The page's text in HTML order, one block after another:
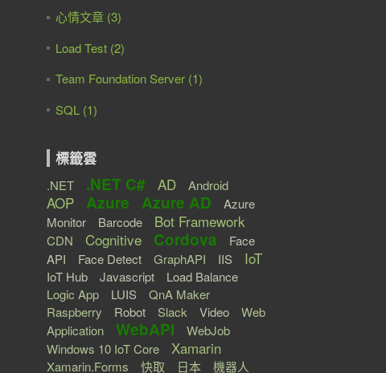
心情文章 (3)
Load Test (2)
Team Foundation Server (1)
SQL (1)
標籤雲
.NET .NET C# AD Android
AOP Azure Azure AD
Azure
Monitor
Barcode Bot Framework
CDN Cognitive Cordova
Face
API
Face Detect GraphAPI IIS IoT
IoT Hub Javascript
Load Balance
Logic App
LUIS
QnA Maker
Raspberry
Robot Slack Video
Web
Application
WebAPI
WebJob
Windows 10 IoT Core
Xamarin
Xamarin.Forms 快取 日本 機器人